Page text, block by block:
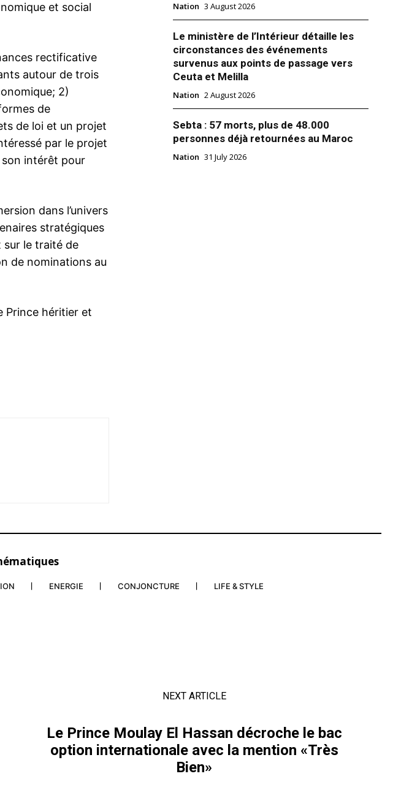
Al Saoud
?
El Hassan a reçu
d’État, membre
le prince Turki
ben Abdulaziz,
oraux du Roi
héritier, MBS, au roi
Turki a…
SM le Roi préside une veillée religieuse en
commémoration du 27ᵉ anniversaire de la
et social
rectificative
autour de trois
2)
de
de loi et un projet
par le projet
son intérêt pour
dans l’univers
stratégiques
sur le traité de
de nominations au
Prince héritier et
Nation 3 August 2026
Le ministère de l’Intérieur détaille les
circonstances des événements
survenus aux points de passage vers
Ceuta et Melilla
Nation 2 August 2026
Sebta : 57 morts, plus de 48.000
personnes déjà retournées au Maroc
Nation 31 July 2026
ENERGIE CONJONCTURE LIFE & STYLE
NEXT ARTICLE
Le Prince Moulay El Hassan décroche le bac
option internationale avec la mention «Très
Bien»